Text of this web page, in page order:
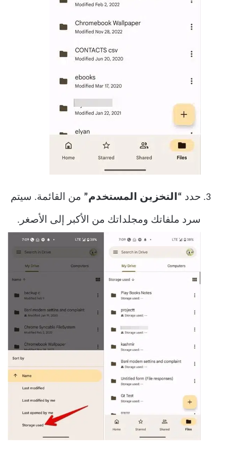
حدد “التخزين المستخدم” من القائمة. سيتم
سرد ملفاتك ومجلداتك من الأكبر إلى الأصغر.